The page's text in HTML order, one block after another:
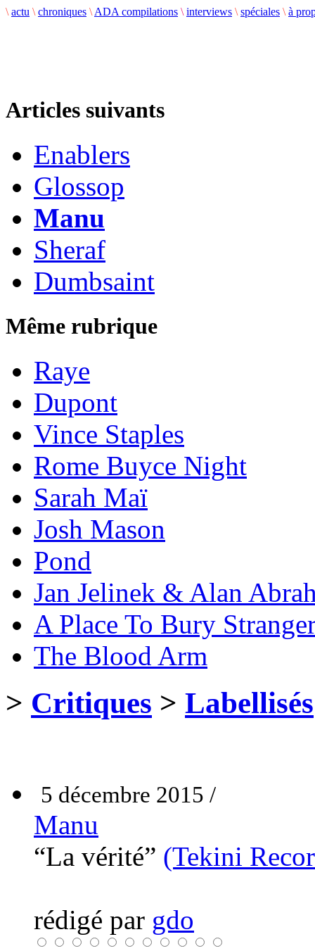
\ actu \ chroniques \ ADA compilations \ interviews \ spéciales \ à
Articles suivants
Enablers
Glossop
Manu
Sheraf
Dumbsaint
Même rubrique
Raye
Dupont
Vince Staples
Rome Buyce Night
Sarah Maï
Josh Mason
Pond
Jan Jelinek & Alan
A Place To Bury
The Blood Arm
> Critiques > Labellisés
5 décembre 2015 /
Manu
“La vérité” (Tekini
rédigé par gdo